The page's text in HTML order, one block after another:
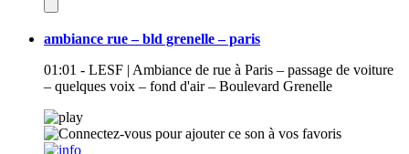
ambiance rue – bld grenelle – paris
01:01 - LESF | Ambiance de rue à Paris – passage de voiture
– quelques voix – fond d'air – Boulevard Grenelle